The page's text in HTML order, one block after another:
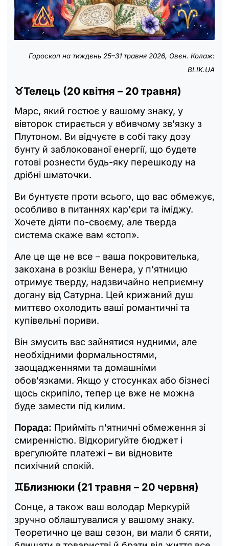
Гороскоп на тиждень 25–31 травня 2026, Овен. Колаж:
BLIK.UA
♉Телець (20 квітня – 20 травня)
Марс, який гостює у вашому знаку, у
вівторок стирається у вбивчому зв'язку з
Плутоном. Ви відчуєте в собі таку дозу
бунту й заблокованої енергії, що будете
готові рознести будь-яку перешкоду на
дрібні шматочки.
Ви бунтуєте проти всього, що вас обмежує,
особливо в питаннях кар'єри та іміджу.
Хочете діяти по-своєму, але тверда
система скаже вам «стоп».
Але це ще не все – ваша покровителька,
закохана в розкіш Венера, у п'ятницю
отримує тверду, надзвичайно неприємну
догану від Сатурна. Цей крижаний душ
миттєво охолодить ваші романтичні та
купівельні пориви.
Він змусить вас зайнятися нудними, але
необхідними формальностями,
заощадженнями та домашніми
обов'язками. Якщо у стосунках або бізнесі
щось скрипіло, тепер це вже не можна
буде замести під килим.
Порада: Прийміть п'ятничні обмеження зі
смиренністю. Відкоригуйте бюджет і
врегулюйте платежі – ви відновите
психічний спокій.
♊Близнюки (21 травня – 20 червня)
Сонце, а також ваш володар Меркурій
зручно облаштувалися у вашому знаку.
Теоретично це ваш сезон, ви мали б сяяти,